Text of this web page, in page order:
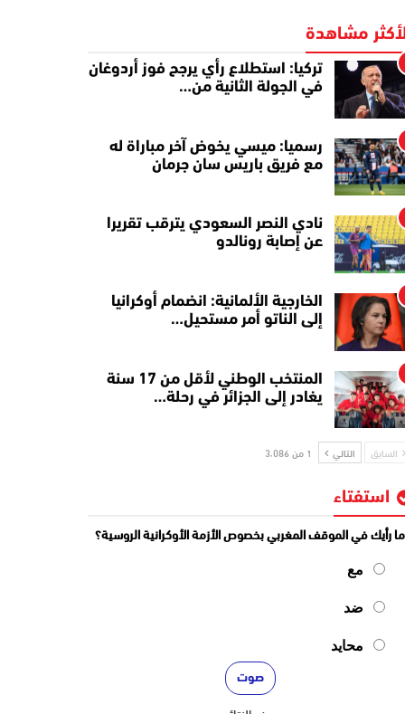
مشاهدة
تركيا: استطلاع رأي يرجح فوز أردوغان
في الجولة الثانية من…
رسميا: ميسي يخوض آخر مباراة له
مع فريق باريس سان جرمان
نادي النصر السعودي يترقب تقريرا
عن إصابة رونالدو
الخارجية الألمانية: انضمام أوكرانيا
إلى الناتو أمر مستحيل…
المنتخب الوطني لأقل من 17 سنة
يغادر إلى الجزائر في رحلة…
السابق التالي 1 من 3٬086
استفتاء
ما رأيك في الموقف المغربي بخصوص الأزمة الأوكرانية الروسية؟
مع
ضد
محايد